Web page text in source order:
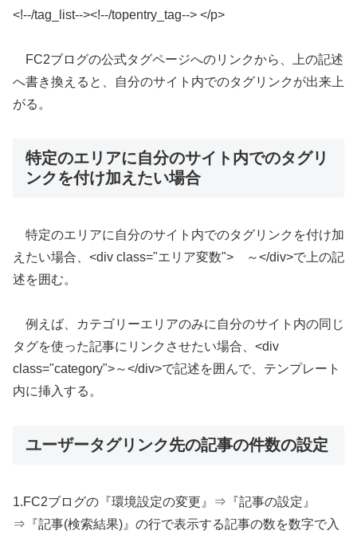
<!--/tag_list--><!--/topentry_tag--> </p>
FC2ブログの公式タグページへのリンクから、上の記述
へ書き換えると、自分のサイト内でのタグリンクが出来上
がる。
特定のエリアに自分のサイト内でのタグリ
ンクを付け加えたい場合
特定のエリアに自分のサイト内でのタグリンクを付け加
えたい場合、<div class="エリア変数"> ～</div>で上の記
述を囲む。
例えば、カテゴリーエリアのみに自分のサイト内の同じ
タグを使った記事にリンクさせたい場合、<div
class="category">～</div>で記述を囲んで、テンプレート
内に挿入する。
ユーザータグリンク先の記事の件数の設定
1.FC2ブログの『環境設定の変更』⇒『記事の設定』
⇒『記事(検索結果)』の行で表示する記事の数を数字で入